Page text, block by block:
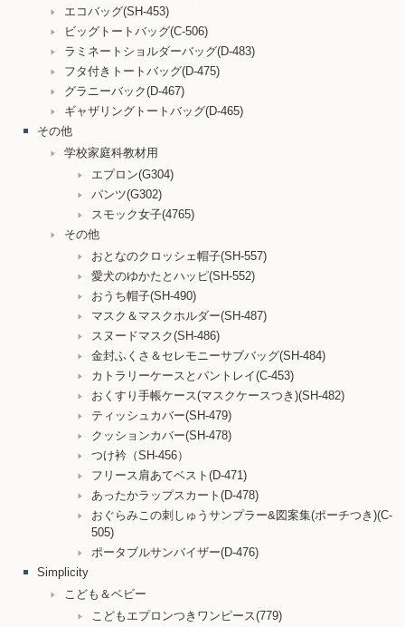
エコバッグ(SH-453)
ビッグトートバッグ(C-506)
ラミネートショルダーバッグ(D-483)
フタ付きトートバッグ(D-475)
グラニーバック(D-467)
ギャザリングトートバッグ(D-465)
その他
学校家庭科教材用
エプロン(G304)
パンツ(G302)
スモック女子(4765)
その他
おとなのクロッシェ帽子(SH-557)
愛犬のゆかたとハッピ(SH-552)
おうち帽子(SH-490)
マスク＆マスクホルダー(SH-487)
スヌードマスク(SH-486)
金封ふくさ＆セレモニーサブバッグ(SH-484)
カトラリーケースとパントレイ(C-453)
おくすり手帳ケース(マスクケースつき)(SH-482)
ティッシュカバー(SH-479)
クッションカバー(SH-478)
つけ衿（SH-456）
フリース肩あてベスト(D-471)
あったかラップスカート(D-478)
おぐらみこの刺しゅうサンプラー&図案集(ポーチつき)(C-
505)
ポータブルサンバイザー(D-476)
Simplicity
こども＆ベビー
こどもエプロンつきワンピース(779)